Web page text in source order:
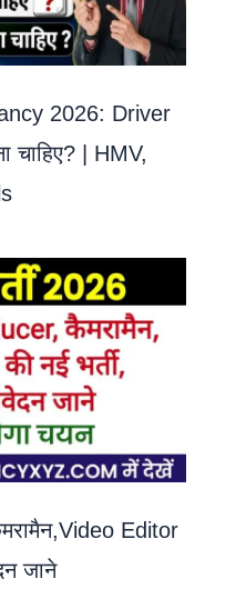
2026: Driver
चाहिए? | HMV,
Editor
जाने